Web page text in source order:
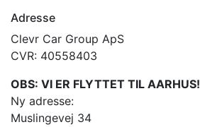
Adresse
Clevr Car Group ApS
CVR: 40558403
OBS: VI ER FLYTTET TIL AARHUS!
Ny adresse:
Muslingevej 34